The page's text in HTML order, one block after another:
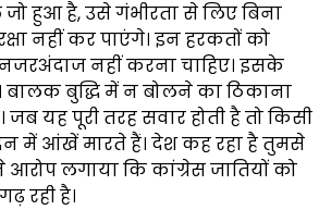
हुआ है, उसे गंभीरता से लिए बिना
नहीं कर पाएंगे। इन हरकतों को
नहीं करना चाहिए। इसके
बालक बुद्धि में न बोलने का ठिकाना
जब यह पूरी तरह सवार होती है तो किसी
में आंखें मारते हैं। देश कह रहा है तुमसे
आरोप लगाया कि कांग्रेस जातियों को
रही है।